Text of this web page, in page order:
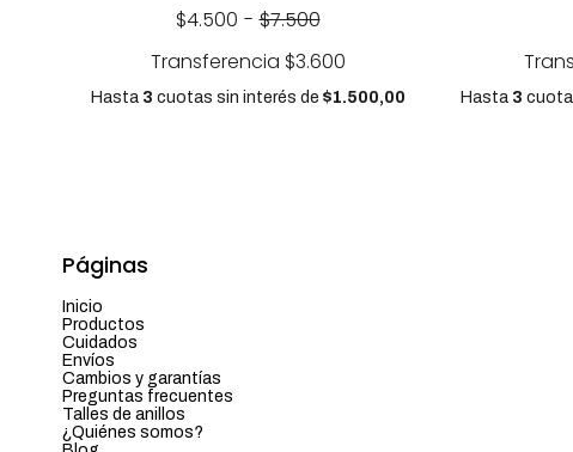
$4.500 - $7.500
Transferencia $3.600
Hasta 3 cuotas sin interés de $1.500,00 Hasta 3
Páginas
Inicio
Productos
Cuidados
Envíos
Cambios y garantías
Preguntas frecuentes
Talles de anillos
¿Quiénes somos?